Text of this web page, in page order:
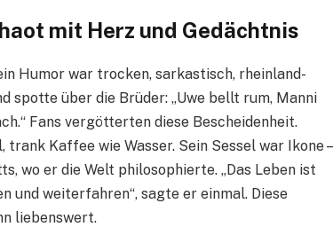
mit Herz und Gedächtnis
Humor war trocken, sarkastisch, rheinland-
spotte über die Brüder: „Uwe bellt rum, Manni
Fans vergötterten diese Bescheidenheit.
Kaffee wie Wasser. Sein Sessel war Ikone –
wo er die Welt philosophierte. „Das Leben ist
und weiterfahren“, sagte er einmal. Diese
liebenswert.